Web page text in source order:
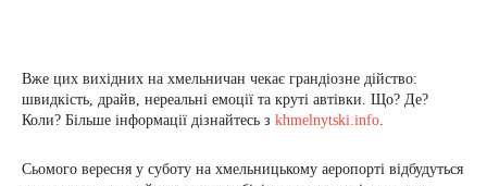
Вже цих вихідних на хмельничан чекає грандіозне дійство:
швидкість, драйв, нереальні емоції та круті автівки. Що? Де?
Коли? Більше інформації дізнайтесь з khmelnytski.info.
Сьомого вересня у суботу на хмельницькому аеропорті відбудуться